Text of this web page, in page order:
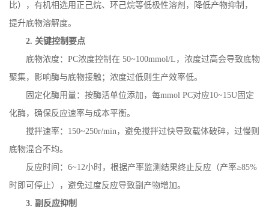
比），有机相选用正己烷、环己烷等低极性溶剂，降低产物抑制，
提升底物溶解度。
2. 关键控制要点
底物浓度： PC浓度控制在 50~100mmol/L ，浓度过高会导致底物
聚集，影响酶与底物接触；浓度过低则生产效率低。
固定化酶用量：按酶活单位添加，每mmol PC对应10~15U 固定
化酶，确保反应速率与成本平衡。
搅拌速率： 150~250r/min，避免搅拌过快导致载体破碎，过慢则
底物混合不均。
反应时间： 6~12小时，根据产率监测结果终止反应（产率≥85%
时即可停止），避免过度反应导致副产物增加。
3. 副反应抑制